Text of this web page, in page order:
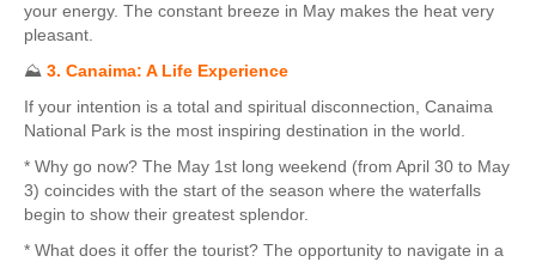
your energy. The constant breeze in May makes the heat very
pleasant.
⛰️ 3. Canaima: A Life Experience
If your intention is a total and spiritual disconnection, Canaima
National Park is the most inspiring destination in the world.
* Why go now? The May 1st long weekend (from April 30 to May
3) coincides with the start of the season where the waterfalls
begin to show their greatest splendor.
* What does it offer the tourist? The opportunity to navigate in a